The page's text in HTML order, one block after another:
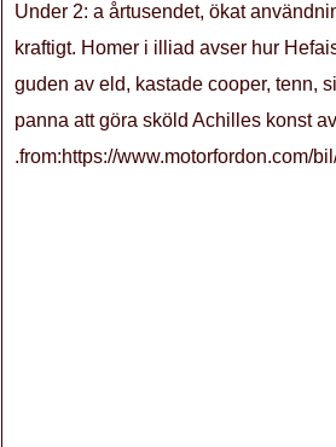
Under 2: a årtusendet, ökat
kraftigt. Homer i illiad avser hur
guden av eld, kastade cooper, tenn,
panna att göra sköld Achilles konst
.from:https://www.motorfordon.com/